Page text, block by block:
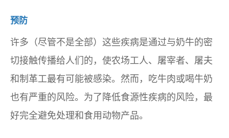
预防
许多（尽管不是全部）这些疾病是通过与奶牛的密
切接触传播给人们的，使农场工人、屠宰者、屠夫
和制革工最有可能被感染。然而，吃牛肉或喝牛奶
也有严重的风险。为了降低食源性疾病的风险，最
好完全避免处理和食用动物产品。